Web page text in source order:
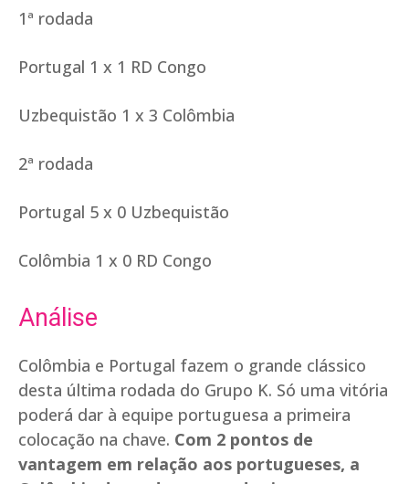
1ª rodada
Portugal 1 x 1 RD Congo
Uzbequistão 1 x 3 Colômbia
2ª rodada
Portugal 5 x 0 Uzbequistão
Colômbia 1 x 0 RD Congo
Análise
Colômbia e Portugal fazem o grande clássico
desta última rodada do Grupo K. Só uma vitória
poderá dar à equipe portuguesa a primeira
colocação na chave. Com 2 pontos de
vantagem em relação aos portugueses, a